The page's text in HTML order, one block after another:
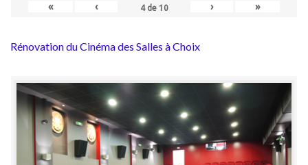
« ‹ 4de 10 › »
Rénovation du Cinéma des Salles à Choix